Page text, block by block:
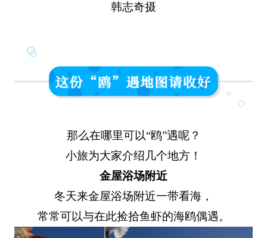
韩志奇摄
那么在哪里可以“鸥”遇呢？
小旅为大家介绍几个地方！
金屋浴场附近
冬天来金屋浴场附近一带看海，
常常可以与在此捡拾鱼虾的海鸥偶遇。